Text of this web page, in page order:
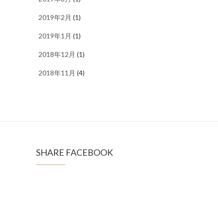
2019年2月 (1)
2019年1月 (1)
2018年12月 (1)
2018年11月 (4)
SHARE FACEBOOK